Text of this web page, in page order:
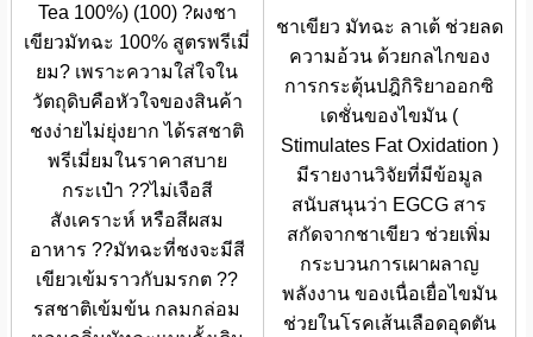
Tea 100%) (100) ?ผงชา
เขียวมัทฉะ 100% สูตรพรีเมี่
ยม? เพราะความใส่ใจใน
วัตถุดิบคือหัวใจของสินค้า
ชงง่ายไม่ยุ่งยาก ได้รสชาติ
พรีเมี่ยมในราคาสบาย
กระเป๋า ??ไม่เจือสี
สังเคราะห์ หรือสีผสม
อาหาร ??มัทฉะที่ชงจะมีสี
เขียวเข้มราวกับมรกต ??
รสชาติเข้มข้น กลมกล่อม
ชาเขียว มัทฉะ ลาเต้ ช่วยลด
ความอ้วน ด้วยกลไกของ
การกระตุ้นปฎิกิริยาออกซิ
เดชั่นของไขมัน (
Stimulates Fat Oxidation )
มีรายงานวิจัยที่มีข้อมูล
สนับสนุนว่า EGCG สาร
สกัดจากชาเขียว ช่วยเพิ่ม
กระบวนการเผาผลาญ
พลังงาน ของเนื่อเยื่อไขมัน
ช่วยในโรคเส้นเลือดอุดตัน